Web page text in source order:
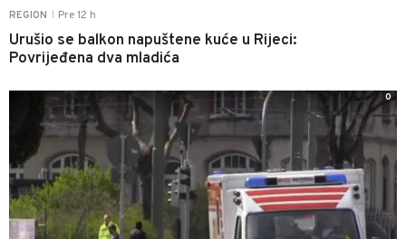
REGION Pre 12 h
Urušio se balkon napuštene kuće u Rijeci:
Povrijeđena dva mladića
0